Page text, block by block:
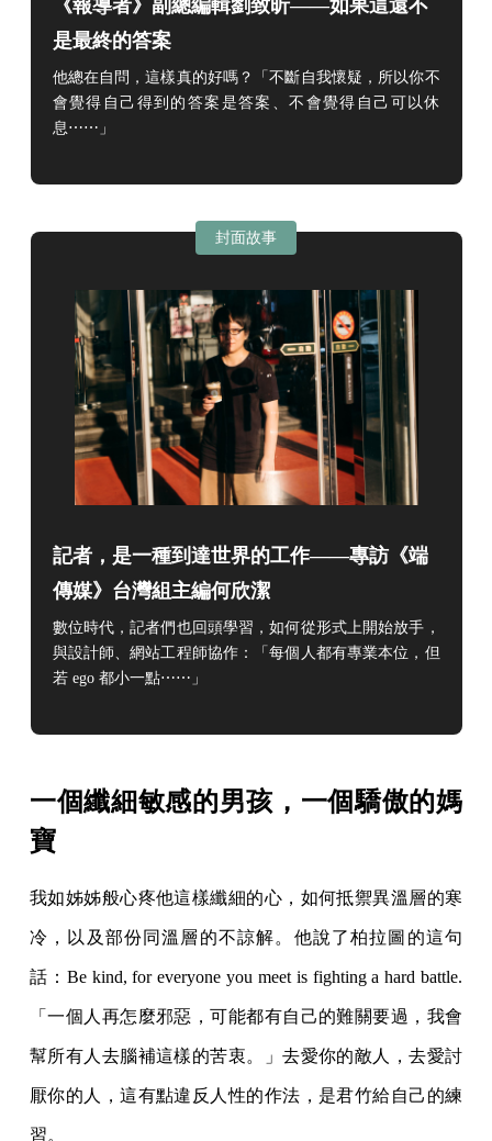
《報導者》副總編輯劉致昕——如果這還不
是最終的答案
他總在自問，這樣真的好嗎？「不斷自我懷疑，所以你不
會覺得自己得到的答案是答案、不會覺得自己可以休
息⋯⋯」
封面故事
記者，是一種到達世界的工作——專訪《端
傳媒》台灣組主編何欣潔
數位時代，記者們也回頭學習，如何從形式上開始放手，
與設計師、網站工程師協作：「每個人都有專業本位，但
若 ego 都小一點⋯⋯」
一個纖細敏感的男孩，一個驕傲的媽
寶
我如姊姊般心疼他這樣纖細的心，如何抵禦異溫層的寒
冷，以及部份同溫層的不諒解。他說了柏拉圖的這句
話：Be kind, for everyone you meet is fighting a hard battle.
「一個人再怎麼邪惡，可能都有自己的難關要過，我會
幫所有人去腦補這樣的苦衷。」去愛你的敵人，去愛討
厭你的人，這有點違反人性的作法，是君竹給自己的練
習。